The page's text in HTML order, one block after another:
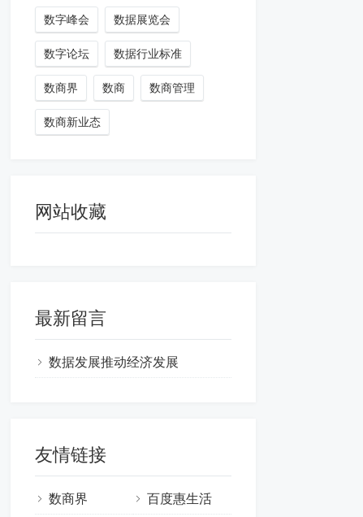
数字峰会 数据展览会
数字论坛 数据行业标准
数商界 数商 数商管理
数商新业态
网站收藏
最新留言
数据发展推动经济发展
友情链接
数商界 百度惠生活